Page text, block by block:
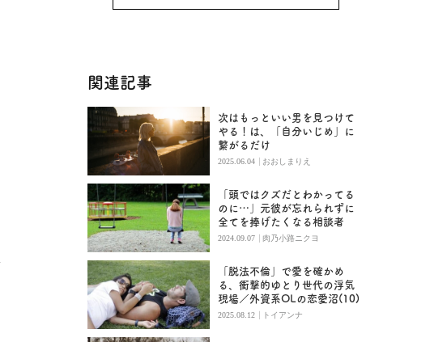
関連記事
次はもっといい男を見つけて
やる！は、「自分いじめ」に
繋がるだけ
2025.06.04 | おおしまりえ
「頭ではクズだとわかってる
のに…」元彼が忘れられずに
全てを捧げたくなる相談者
2024.09.07 | 肉乃小路ニクヨ
「脱法不倫」で愛を確かめ
る、衝撃的ゆとり世代の浮気
現場／外資系OLの恋愛沼(10)
2025.08.12 | トイアンナ